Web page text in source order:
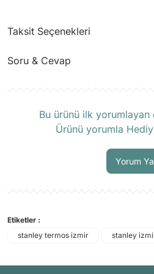
Taksit Seçenekleri
Soru & Cevap
Bu ürünü ilk yorumlayan
Ürünü yorumla
Yorum
Etiketler :
stanley termos izmir
stanley